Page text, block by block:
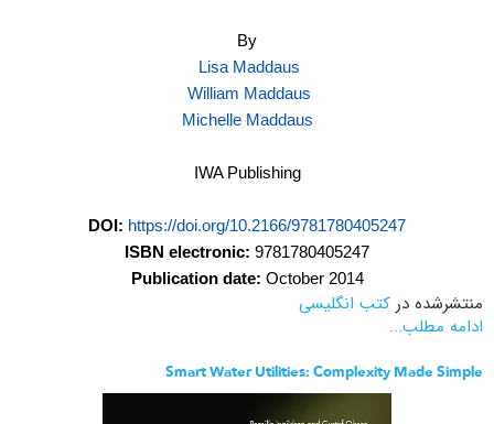
By
Lisa Maddaus
William Maddaus
Michelle Maddaus
IWA Publishing
DOI: https://doi.org/10.2166/9781780405247
ISBN electronic: 9781780405247
Publication date: October 2014
منتشرشده در کتب انگلیسی
ادامه مطلب...
Smart Water Utilities: Complexity Made Simple